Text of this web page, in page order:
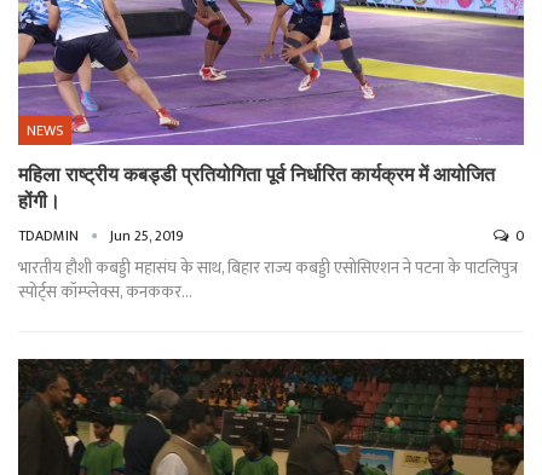
NEWS
महिला राष्ट्रीय कबड्डी प्रतियोगिता पूर्व निर्धारित कार्यक्रम में आयोजित
होंगी।
TDADMIN Jun 25, 2019 0
भारतीय हौशी कबड्डी महासंघ के साथ, बिहार राज्य कबड्डी एसोसिएशन ने पटना के पाटलिपुत्र
स्पोर्ट्स कॉम्प्लेक्स, कनककर…